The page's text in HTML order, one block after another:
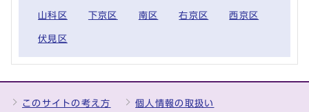
山科区 下京区 南区 右京区 西京区
伏見区
このサイトの考え方 個人情報の取扱い